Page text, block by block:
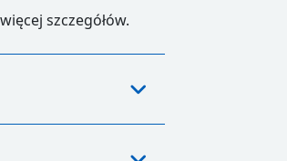
szczegółów.